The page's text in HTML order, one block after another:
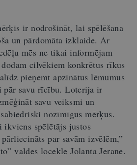
ir nodrošināt, lai spēlēšana
un pārdomāta izklaide. Ar
mēs ne tikai informējam
cilvēkiem konkrētus rīkus
pieņemt apzinātus lēmumus
pār savu rīcību. Loterija ir
savu veiksmi un
nozīmīgus mērķus.
spēlētājs justos
par savām izvēlēm,”
” valdes locekle Jolanta Jērāne.